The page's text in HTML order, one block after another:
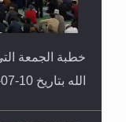
خطبة الجمعة
الله بتاريخ 10-07-2026